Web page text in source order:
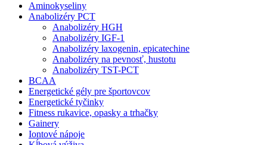
Aminokyseliny
Anabolizéry PCT
Anabolizéry HGH
Anabolizéry IGF-1
Anabolizéry laxogenin, epicatechine
Anabolizéry na pevnosť, hustotu
Anabolizéry TST-PCT
BCAA
Energetické gély pre športovcov
Energetické tyčinky
Fitness rukavice, opasky a trhačky
Gainery
Iontové nápoje